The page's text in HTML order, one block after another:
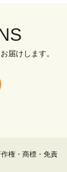
届けします。
権・商標・免責